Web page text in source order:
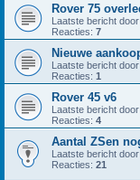
Rover 75
Laatste bericht door
Reacties: 7
Nieuwe
Laatste bericht door
Reacties: 1
Rover 45 v6
Laatste bericht door
Reacties: 4
Aantal ZSen
Laatste bericht door
Reacties: 21